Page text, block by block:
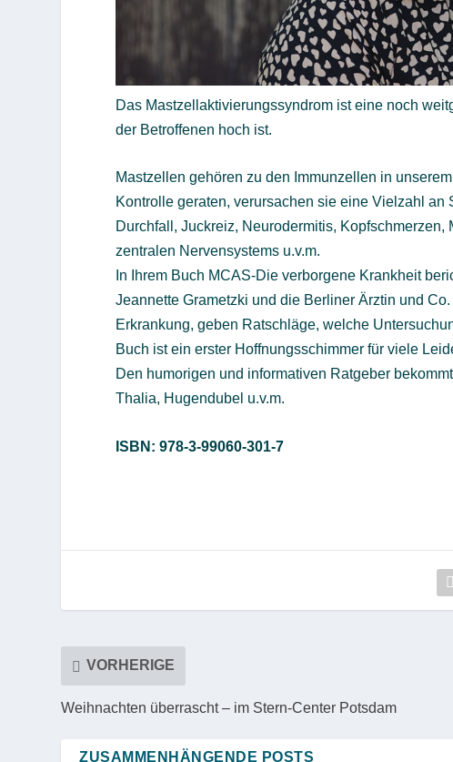
Das Mastzellaktivierungssyndrom ist eine noch
der Betroffenen hoch ist.
Mastzellen gehören zu den Immunzellen in
Kontrolle geraten, verursachen sie eine Vielzahl
Durchfall, Juckreiz, Neurodermitis,
zentralen Nervensystems u.v.m.
In Ihrem Buch MCAS-Die verborgene Krankheit
Jeannette Grametzki und die Berliner Ärztin und
Erkrankung, geben Ratschläge, welche
Buch ist ein erster Hoffnungsschimmer für viele
Den humorigen und informativen Ratgeber
Thalia, Hugendubel u.v.m.
ISBN: 978-3-99060-301-7
VORHERIGE
Weihnachten überrascht – im Stern-Center Potsdam
ZUSAMMENHÄNGENDE POSTS